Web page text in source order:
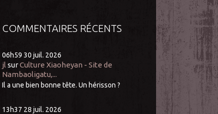
COMMENTAIRES RÉCENTS
06h59 30 juil. 2026
jl surCulture Xiaoheyan - Site de
Nambaoligatu,...
Il a une bien bonne tête. Un hérisson ?
13h37 28 juil. 2026